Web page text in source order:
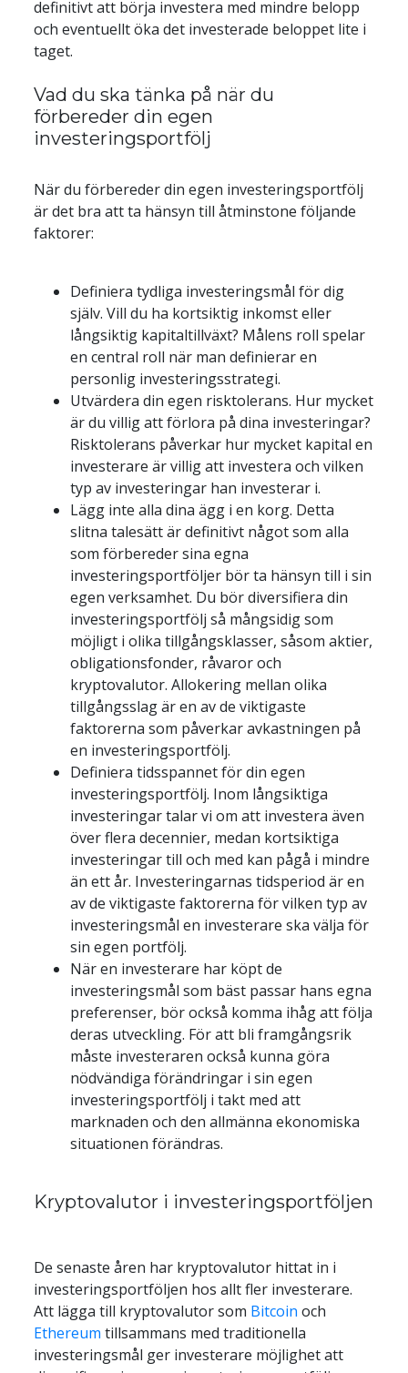
definitivt att börja investera med mindre belopp
och eventuellt öka det investerade beloppet lite i
Vad du ska tänka på när du
förbereder din egen
investeringsportfölj
När du förbereder din egen investeringsportfölj
är det bra att ta hänsyn till åtminstone följande
Definiera tydliga investeringsmål för dig
själv. Vill du ha kortsiktig inkomst eller
långsiktig kapitaltillväxt? Målens roll spelar
en central roll när man definierar en
personlig investeringsstrategi.
Utvärdera din egen risktolerans. Hur mycket
är du villig att förlora på dina investeringar?
Risktolerans påverkar hur mycket kapital en
investerare är villig att investera och vilken
typ av investeringar han investerar i.
Lägg inte alla dina ägg i en korg. Detta
slitna talesätt är definitivt något som alla
som förbereder sina egna
investeringsportföljer bör ta hänsyn till i sin
egen verksamhet. Du bör diversifiera din
investeringsportfölj så mångsidig som
möjligt i olika tillgångsklasser, såsom aktier,
obligationsfonder, råvaror och
kryptovalutor. Allokering mellan olika
tillgångsslag är en av de viktigaste
faktorerna som påverkar avkastningen på
en investeringsportfölj.
Definiera tidsspannet för din egen
investeringsportfölj. Inom långsiktiga
investeringar talar vi om att investera även
över flera decennier, medan kortsiktiga
investeringar till och med kan pågå i mindre
än ett år. Investeringarnas tidsperiod är en
av de viktigaste faktorerna för vilken typ av
investeringsmål en investerare ska välja för
sin egen portfölj.
När en investerare har köpt de
investeringsmål som bäst passar hans egna
preferenser, bör också komma ihåg att följa
deras utveckling. För att bli framgångsrik
måste investeraren också kunna göra
nödvändiga förändringar i sin egen
investeringsportfölj i takt med att
marknaden och den allmänna ekonomiska
situationen förändras.
Kryptovalutor i investeringsportföljen
De senaste åren har kryptovalutor hittat in i
investeringsportföljen hos allt fler investerare.
Att lägga till kryptovalutor som Bitcoin
Ethereum tillsammans med traditionella
investeringsmål ger investerare möjlighet att